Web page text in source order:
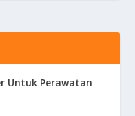
Untuk Perawatan